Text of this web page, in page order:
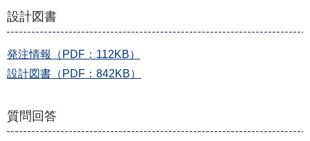
設計図書
発注情報（PDF：112KB）
設計図書（PDF：842KB）
質問回答